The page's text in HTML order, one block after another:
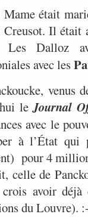
était
Creusot. Il
Les Dalloz
avec les
venus
leJournal
avec le
à l’État
pour 4
celle de
avoir déjà
du Louvre).